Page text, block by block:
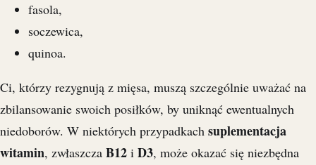
fasola,
soczewica,
quinoa.
Ci, którzy rezygnują z mięsa, muszą szczególnie uważać na
zbilansowanie swoich posiłków, by uniknąć ewentualnych
niedoborów. W niektórych przypadkach suplementacja
witamin, zwłaszcza B12 i D3, może okazać się niezbędna